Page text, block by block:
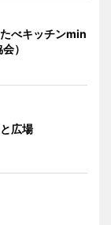
べキッチンmin
）
広場